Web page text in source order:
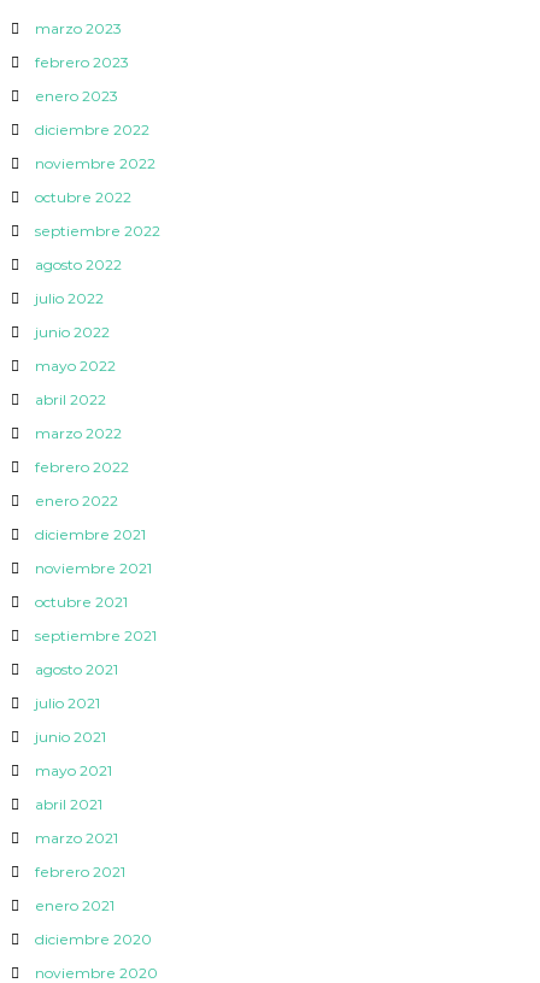
marzo 2023
febrero 2023
enero 2023
diciembre 2022
noviembre 2022
octubre 2022
septiembre 2022
agosto 2022
julio 2022
junio 2022
mayo 2022
abril 2022
marzo 2022
febrero 2022
enero 2022
diciembre 2021
noviembre 2021
octubre 2021
septiembre 2021
agosto 2021
julio 2021
junio 2021
mayo 2021
abril 2021
marzo 2021
febrero 2021
enero 2021
diciembre 2020
noviembre 2020